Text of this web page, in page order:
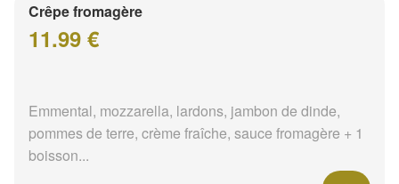
Crêpe fromagère
11.99 €
Emmental, mozzarella, lardons, jambon de dinde,
pommes de terre, crème fraîche, sauce fromagère + 1
boisson...